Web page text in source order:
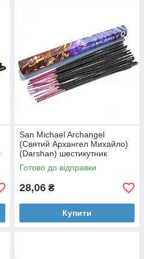
San Michael Archangel
(Святий Архангел Михайло)
(Darshan) шестикутник
Готово до відправки
28,06 ₴
Купити